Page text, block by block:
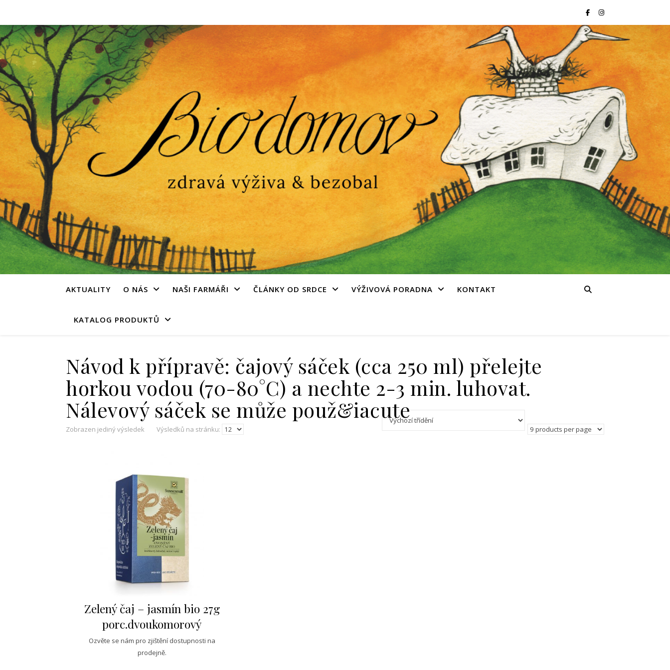
AKTUALITY O NÁS NAŠI FARMÁŘI ČLÁNKY OD SRDCE VÝŽIVOVÁ PORADNA KONTAKT
KATALOG PRODUKTŮ
Návod k přípravě: čajový sáček (cca 250 ml) přelejte
horkou vodou (70-80°C) a nechte 2-3 min. luhovat.
Nálevový sáček se může použ&iacute
Zobrazen jediný výsledek Výsledků na stránku:
Zelený čaj – jasmín bio 27g
porc.dvoukomorový
Ozvěte se nám pro zjištění dostupnosti na
prodejně.